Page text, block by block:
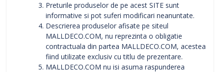
Preturile produselor de pe acest SITE sunt
informative si pot suferi modificari neanuntate.
Descrierea produselor afisate pe siteul
MALLDECO.COM, nu reprezinta o obligatie
contractuala din partea MALLDECO.COM, acestea
fiind utilizate exclusiv cu titlu de prezentare.
MALLDECO.COM nu isi asuma raspunderea